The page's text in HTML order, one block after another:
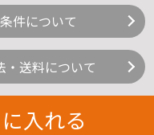
件について
・送料について
入れる